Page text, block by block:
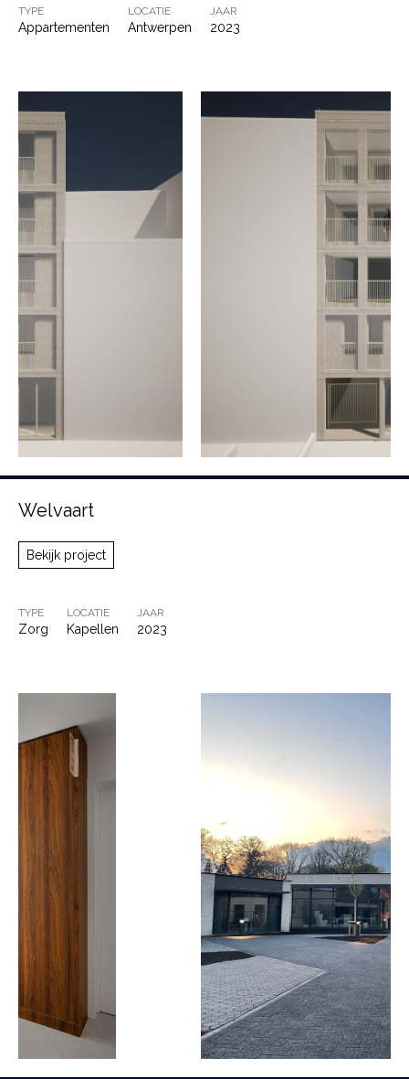
TYPE
Appartementen
LOCATIE
Antwerpen
JAAR
2023
Welvaart
Bekijk project
TYPE
Zorg
LOCATIE
Kapellen
JAAR
2023